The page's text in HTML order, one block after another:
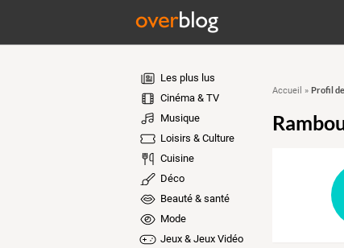
Les plus lus
Cinéma & TV
Musique
Loisirs & Culture
Cuisine
Déco
Beauté & santé
Mode
Jeux & Jeux Vidéo
Accueil » Profil